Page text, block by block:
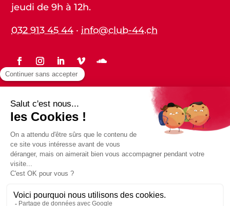
jeudi de 9h à 12h.
032 913 45 44 ·info@club-44.ch
Protection des données